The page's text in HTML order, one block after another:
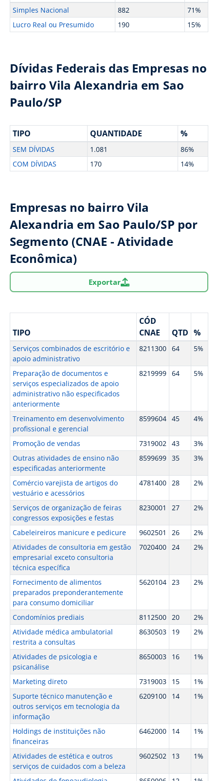
Simples Nacional 882
71%
Lucro Real ou Presumido
190 15%
Dívidas Federais das Empresas no
bairro Vila Alexandria em Sao
Paulo/SP
TIPO QUANTIDADE %
SEM DÍVIDAS 1.081
86%
COM DÍVIDAS
170 14%
Empresas no bairro Vila
Alexandria em Sao Paulo/SP por
Segmento (CNAE - Atividade
Econômica)
Exportar
TIPO
CÓD
CNAE
QTD %
Serviços combinados de escritório e
apoio administrativo
8211300 64 5%
Preparação de documentos e
serviços especializados de apoio
administrativo não especificados
anteriormente
8219999 64 5%
Treinamento em desenvolvimento
profissional e gerencial
8599604 45 4%
Promoção de vendas 7319002 43
3%
Outras atividades de ensino não
especificadas anteriormente
8599699 35 3%
Comércio varejista de artigos do
vestuário e acessórios
4781400 28 2%
Serviços de organização de feiras
congressos exposições e festas
8230001 27 2%
Cabeleireiros manicure e pedicure 9602501 26
2%
Atividades de consultoria em gestão
empresarial exceto consultoria
técnica específica
7020400 24 2%
Fornecimento de alimentos
preparados preponderantemente
para consumo domiciliar
5620104 23 2%
Condomínios prediais 8112500 20
2%
Atividade médica ambulatorial
restrita a consultas
8630503 19 2%
Atividades de psicologia e
psicanálise
8650003 16 1%
Marketing direto 7319003 15
1%
Suporte técnico manutenção e
outros serviços em tecnologia da
informação
6209100 14 1%
Holdings de instituições não
financeiras
6462000 14 1%
Atividades de estética e outros
serviços de cuidados com a beleza
9602502 13 1%